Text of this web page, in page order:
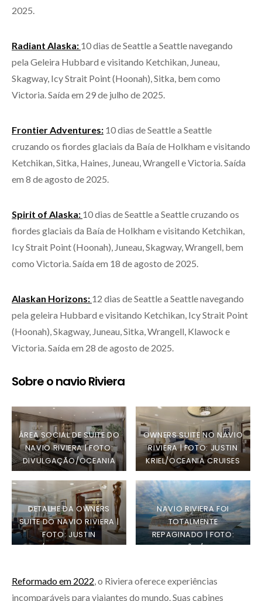
2025.
Radiant Alaska: 10 dias de Seattle a Seattle navegando
pela Geleira Hubbard e visitando Ketchikan, Juneau,
Skagway, Icy Strait Point (Hoonah), Sitka, bem como
Victoria. Saída em 29 de julho de 2025.
Frontier Adventures: 10 dias de Seattle a Seattle
cruzando os fiordes glaciais da Baía de Holkham e visitando
Ketchikan, Sitka, Haines, Juneau, Wrangell e Victoria. Saída
em 8 de agosto de 2025.
Spirit of Alaska: 10 dias de Seattle a Seattle cruzando os
fiordes glaciais da Baía de Holkham e visitando Ketchikan,
Icy Strait Point (Hoonah), Juneau, Skagway, Wrangell, bem
como Victoria. Saída em 18 de agosto de 2025.
Alaskan Horizons: 12 dias de Seattle a Seattle navegando
pela geleira Hubbard e visitando Ketchikan, Icy Strait Point
(Hoonah), Skagway, Juneau, Sitka, Wrangell, Klawock e
Victoria. Saída em 28 de agosto de 2025.
Sobre o navio Riviera
ÁREA SOCIAL DE SUITE DO
NAVIO RIVIERA | FOTO:
DIVULGAÇÃO/OCEANIA
CRUISES
OWNERS SUITE NO NAVIO
RIVIERA | FOTO: JUSTIN
KRIEL/OCEANIA CRUISES
DETALHE DA OWNERS
SUITE DO NAVIO RIVIERA |
FOTO: JUSTIN
KRIEL/OCEANIA CRUISES
NAVIO RIVIERA FOI
TOTALMENTE
REPAGINADO | FOTO:
DIVULGAÇÃO/OCEANIA
Reformado em 2022, o Riviera oferece experiências
incomparáveis para viajantes do mundo. Suas cabines